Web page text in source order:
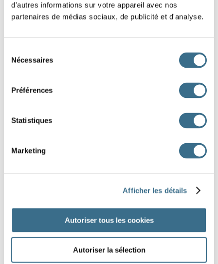
d'autres informations sur votre appareil avec nos
partenaires de médias sociaux, de publicité et d'analyse.
Nécessaires
Préférences
Statistiques
Marketing
Afficher les détails
Autoriser tous les cookies
Autoriser la sélection
Pendant ce temps, mes cousins jouer au
le village. En passant devant la boulangerie, tu
quelques photos.
dîner ensemble.